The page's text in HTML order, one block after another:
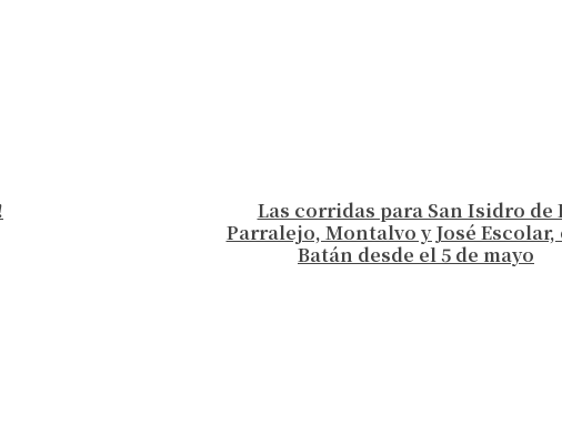
Las corridas para San Isidro de
Parralejo, Montalvo y José Escolar,
Batán desde el 5 de mayo